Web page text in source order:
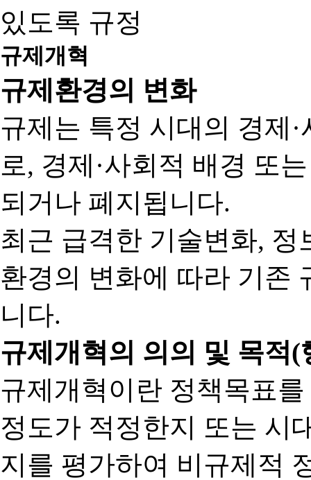
있도록 규정
규제개혁
규제환경의 변화
규제는 특정 시대의 경제
로, 경제·사회적 배경 또
되거나 폐지됩니다.
최근 급격한 기술변화,
환경의 변화에 따라 기존
니다.
규제개혁의 의의 및 목적
규제개혁이란 정책목표
정도가 적정한지 또는 시
지를 평가하여 비규제적